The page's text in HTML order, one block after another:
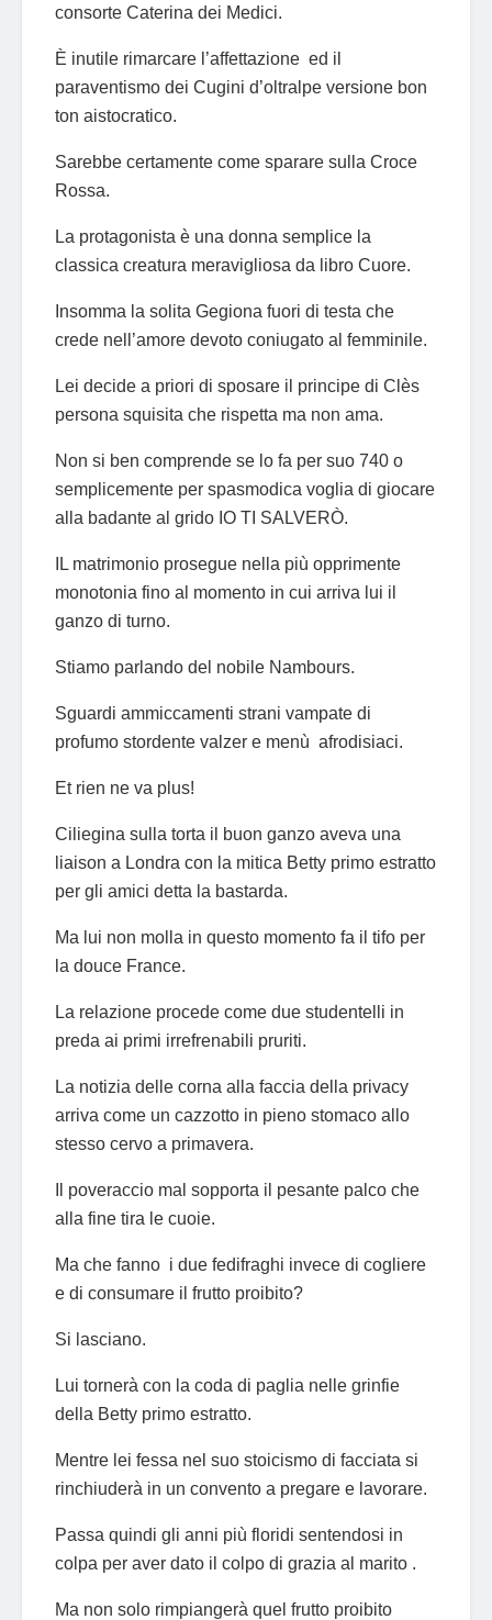
consorte Caterina dei Medici.
È inutile rimarcare l’affettazione ed il
paraventismo dei Cugini d’oltralpe versione bon
ton aistocratico.
Sarebbe certamente come sparare sulla Croce
Rossa.
La protagonista è una donna semplice la
classica creatura meravigliosa da libro Cuore.
Insomma la solita Gegiona fuori di testa che
crede nell’amore devoto coniugato al femminile.
Lei decide a priori di sposare il principe di Clès
persona squisita che rispetta ma non ama.
Non si ben comprende se lo fa per suo 740 o
semplicemente per spasmodica voglia di giocare
alla badante al grido IO TI SALVERÒ.
IL matrimonio prosegue nella più opprimente
monotonia fino al momento in cui arriva lui il
ganzo di turno.
Stiamo parlando del nobile Nambours.
Sguardi ammiccamenti strani vampate di
profumo stordente valzer e menù afrodisiaci.
Et rien ne va plus!
Ciliegina sulla torta il buon ganzo aveva una
liaison a Londra con la mitica Betty primo estratto
per gli amici detta la bastarda.
Ma lui non molla in questo momento fa il tifo per
la douce France.
La relazione procede come due studentelli in
preda ai primi irrefrenabili pruriti.
La notizia delle corna alla faccia della privacy
arriva come un cazzotto in pieno stomaco allo
stesso cervo a primavera.
Il poveraccio mal sopporta il pesante palco che
alla fine tira le cuoie.
Ma che fanno i due fedifraghi invece di cogliere
e di consumare il frutto proibito?
Si lasciano.
Lui tornerà con la coda di paglia nelle grinfie
della Betty primo estratto.
Mentre lei fessa nel suo stoicismo di facciata si
rinchiuderà in un convento a pregare e lavorare.
Passa quindi gli anni più floridi sentendosi in
colpa per aver dato il colpo di grazia al marito .
Ma non solo rimpiangerà quel frutto proibito